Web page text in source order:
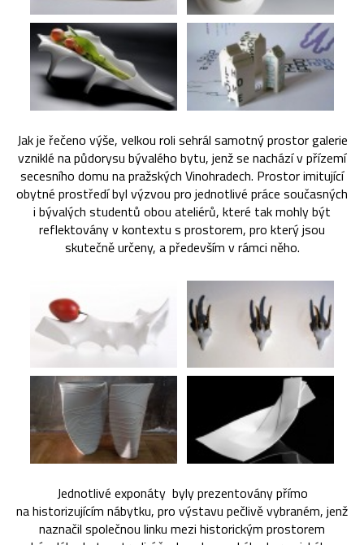
Jak je řečeno výše, velkou roli sehrál samotný prostor galerie
vzniklé na půdorysu bývalého bytu, jenž se nachází v přízemí
secesního domu na pražských Vinohradech. Prostor imitující
obytné prostředí byl výzvou pro jednotlivé práce současných
i bývalých studentů obou ateliérů, které tak mohly být
reflektovány v kontextu s prostorem, pro který jsou
skutečně určeny, a především v rámci něho.
Jednotlivé exponáty byly prezentovány přímo
na historizujícím nábytku, pro výstavu pečlivě vybraném, jenž
naznačil společnou linku mezi historickým prostorem